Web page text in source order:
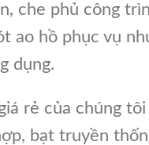
che phủ công
ao hồ phục vụ
dụng.
rẻ của chúng
bạt truyền